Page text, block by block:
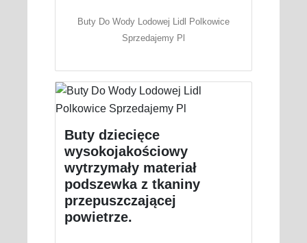
Buty Do Wody Lodowej Lidl Polkowice
Sprzedajemy Pl
Buty dziecięce
wysokojakościowy
wytrzymały materiał
podszewka z tkaniny
przepuszczającej
powietrze.